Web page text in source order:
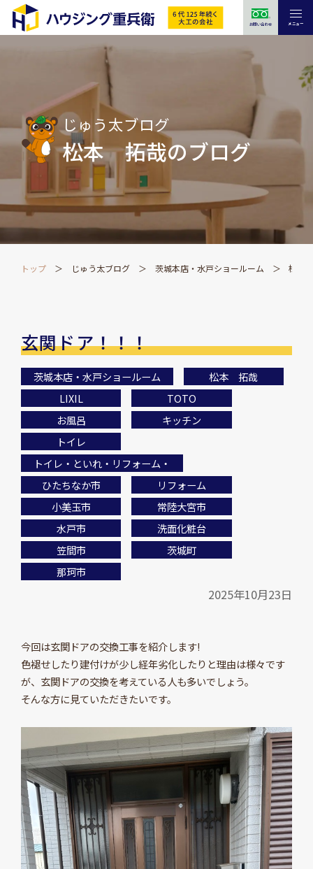
お問い合わせ メニュー
じゅう太ブログ
松本 拓哉のブログ
トップ じゅう太ブログ 茨城本店・水戸ショールーム 松本
玄関ドア！！！
茨城本店・水戸ショールーム
松本 拓哉
LIXIL
TOTO
お風呂
キッチン
トイレ
トイレ・といれ・リフォーム・
ひたちなか市
リフォーム
小美玉市
常陸大宮市
水戸市
洗面化粧台
笠間市
茨城町
那珂市
2025年10月23日
今回は玄関ドアの交換工事を紹介します!
色褪せしたり建付けが少し経年劣化したりと理由は様々です
が、玄関ドアの交換を考えている人も多いでしょう。
そんな方に見ていただきたいです。